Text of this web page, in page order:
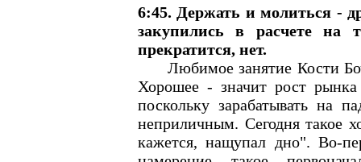
6:45. Держать и молиться -
закупились в расчете на
прекратится, нет.
Любимое занятие Кости
Хорошее - значит рост
поскольку зарабатывать на
неприличным. Сегодня
кажется, нащупал дно". Во-